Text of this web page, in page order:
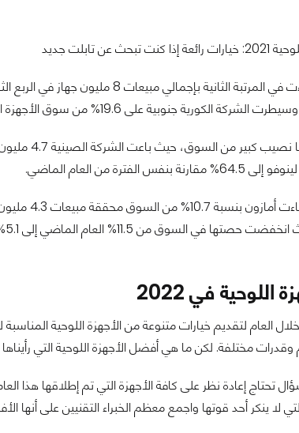
الكورية جنوبية على 19.6% من سوق الأجهزة اللوحية كليًّا.
من العام الماضي.
وفي
في 2022
العام لتقديم خيارات متنوعة من الأجهزة اللوحية
وقدرات مختلفة. لكن ما هي أفضل الأجهزة اللوحية التي رأيناها في
تحتاج إعادة نظر على كافة الأجهزة التي تم إطلاقها
لا ينكر أحد قوتها واجمع معظم الخبراء التقنيين على أنها